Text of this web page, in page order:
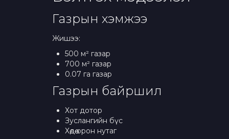
Газрын хэмжээ
Жишээ:
500 м² газар
700 м² газар
0.07 га газар
Газрын байршил
Хот дотор
Зуслангийн бүс
Хөдөө орон нутаг